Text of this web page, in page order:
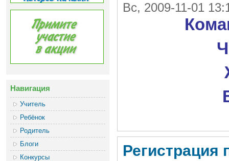
Навигация
Учитель
Ребёнок
Родитель
Блоги
Конкурсы
Вс, 2009-11-01
Регистрация